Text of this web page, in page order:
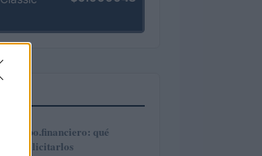
en Kubo.financiero: qué
solicitarlos